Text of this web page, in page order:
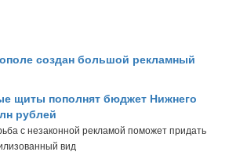
создан большой рекламный
щиты пополнят бюджет Нижнего
рублей
с незаконной рекламой поможет придать
вид